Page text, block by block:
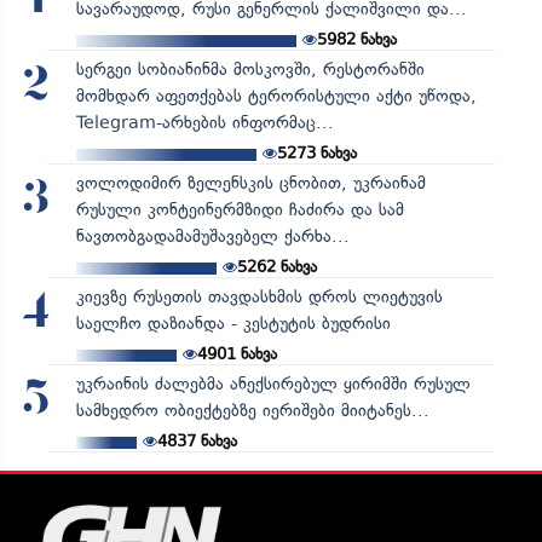
სავარაუდოდ, რუსი გენერლის ქალიშვილი და...
5982 ნახვა
2
სერგეი სობიანინმა მოსკოვში, რესტორანში
მომხდარ აფეთქებას ტერორისტული აქტი უწოდა,
Telegram-არხების ინფორმაც...
5273ნახვა
3
ვოლოდიმირ ზელენსკის ცნობით, უკრაინამ
რუსული კონტეინერმზიდი ჩაძირა და სამ
ნავთობგადამამუშავებელ ქარხა...
5262ნახვა
4
კიევზე რუსეთის თავდასხმის დროს ლიეტუვის
საელჩო დაზიანდა - კესტუტის ბუდრისი
4901ნახვა
5
უკრაინის ძალებმა ანექსირებულ ყირიმში რუსულ
სამხედრო ობიექტებზე იერიშები მიიტანეს...
4837ნახვა